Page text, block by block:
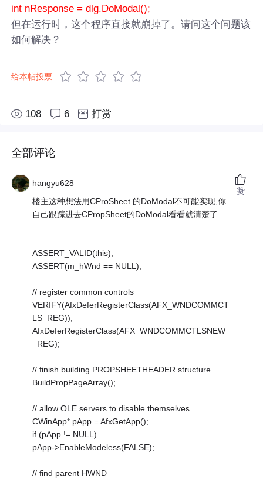
int nResponse = dlg.DoModal();
但在运行时，这个程序直接就崩掉了。请问这个问题该
如何解决？
给本帖投票
108 6 打赏
全部评论
hangyu628
楼主这种想法用CProSheet 的DoModal不可能实现,你
自己跟踪进去CPropSheet的DoModal看看就清楚了.
ASSERT_VALID(this);
ASSERT(m_hWnd == NULL);
// register common controls
VERIFY(AfxDeferRegisterClass(AFX_WNDCOMMCT
LS_REG));
AfxDeferRegisterClass(AFX_WNDCOMMCTLSNEW
_REG);
// finish building PROPSHEETHEADER structure
BuildPropPageArray();
// allow OLE servers to disable themselves
CWinApp* pApp = AfxGetApp();
if (pApp != NULL)
pApp->EnableModeless(FALSE);
// find parent HWND
赞